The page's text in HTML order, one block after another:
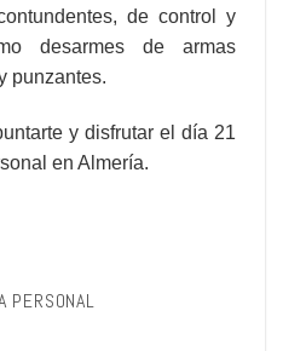
de control y
desarmes de armas
punzantes.
y disfrutar el día 21
en Almería.
PERSONAL